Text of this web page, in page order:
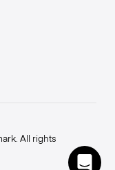
All rights